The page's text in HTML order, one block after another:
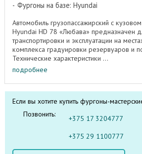
Фургоны на базе: Hyundai
Автомобиль грузопассажирский с
Hyundai HD 78 «Любава» предназначен
транспортировки и эксплуатации на
комплекса градуировки резервуаров и
Технические характеристики ...
подробнее
Если вы хотите купить фургоны-
Позвонить:
+375 17 3204777
+375 29 1100777